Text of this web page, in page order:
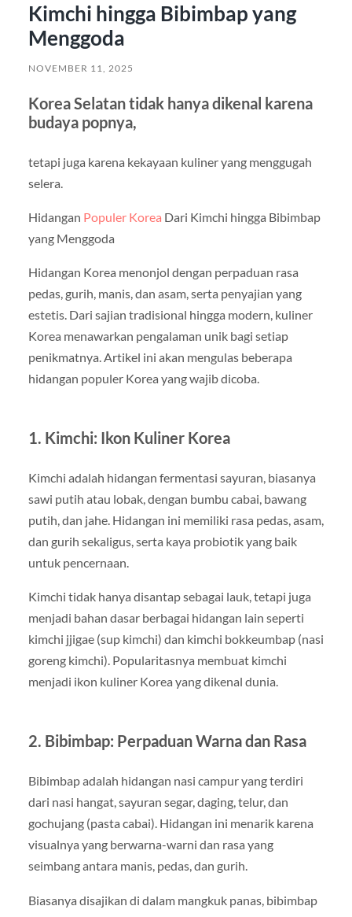
Kimchi hingga Bibimbap yang
Menggoda
NOVEMBER 11, 2025
Korea Selatan tidak hanya dikenal karena
budaya popnya,
tetapi juga karena kekayaan kuliner yang menggugah
selera.
Hidangan Populer Korea Dari Kimchi hingga Bibimbap
yang Menggoda
Hidangan Korea menonjol dengan perpaduan rasa
pedas, gurih, manis, dan asam, serta penyajian yang
estetis. Dari sajian tradisional hingga modern, kuliner
Korea menawarkan pengalaman unik bagi setiap
penikmatnya. Artikel ini akan mengulas beberapa
hidangan populer Korea yang wajib dicoba.
1. Kimchi: Ikon Kuliner Korea
Kimchi adalah hidangan fermentasi sayuran, biasanya
sawi putih atau lobak, dengan bumbu cabai, bawang
putih, dan jahe. Hidangan ini memiliki rasa pedas, asam,
dan gurih sekaligus, serta kaya probiotik yang baik
untuk pencernaan.
Kimchi tidak hanya disantap sebagai lauk, tetapi juga
menjadi bahan dasar berbagai hidangan lain seperti
kimchi jjigae (sup kimchi) dan kimchi bokkeumbap (nasi
goreng kimchi). Popularitasnya membuat kimchi
menjadi ikon kuliner Korea yang dikenal dunia.
2. Bibimbap: Perpaduan Warna dan Rasa
Bibimbap adalah hidangan nasi campur yang terdiri
dari nasi hangat, sayuran segar, daging, telur, dan
gochujang (pasta cabai). Hidangan ini menarik karena
visualnya yang berwarna-warni dan rasa yang
seimbang antara manis, pedas, dan gurih.
Biasanya disajikan di dalam mangkuk panas, bibimbap